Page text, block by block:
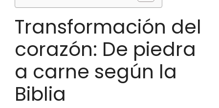
Transformación del
corazón: De piedra
a carne según la
Biblia